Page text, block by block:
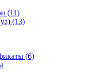
(11)
(13)
(6)